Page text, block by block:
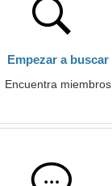
Empezar a buscar
Encuentra miembros